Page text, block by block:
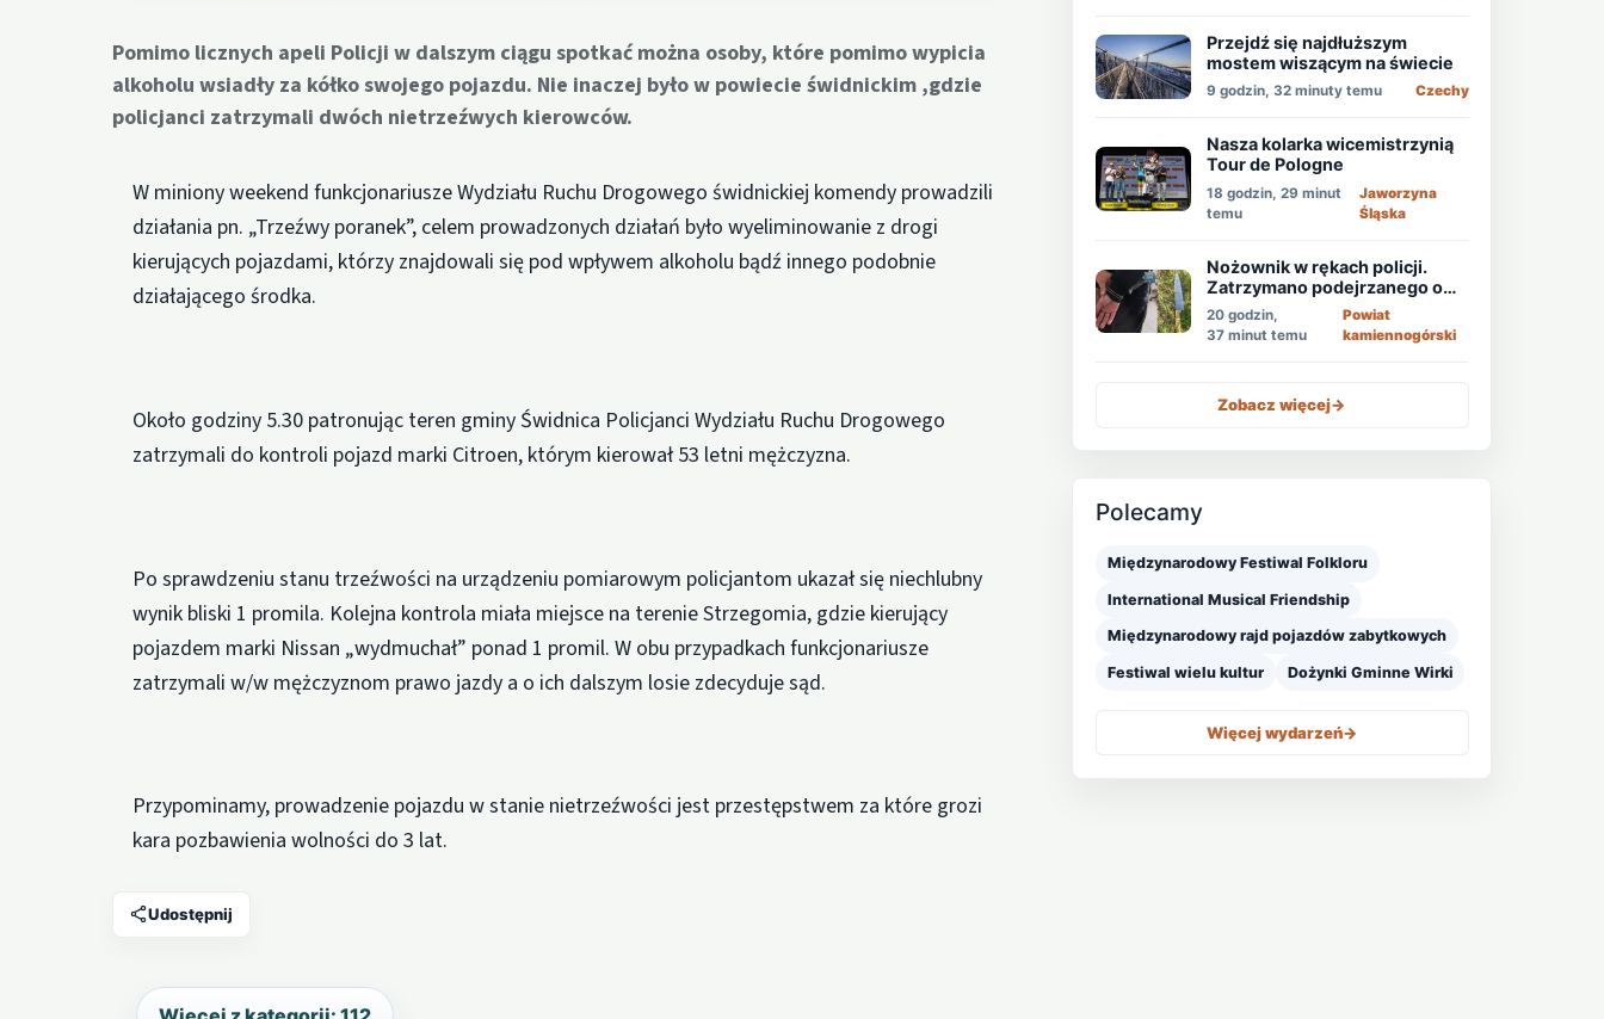
Pomimo licznych apeli Policji w dalszym ciągu spotkać można osoby, które pomimo wypicia
alkoholu wsiadły za kółko swojego pojazdu. Nie inaczej było w powiecie świdnickim ,gdzie
policjanci zatrzymali dwóch nietrzeźwych kierowców.
W miniony weekend funkcjonariusze Wydziału Ruchu Drogowego świdnickiej komendy prowadzili
działania pn. „Trzeźwy poranek”, celem prowadzonych działań było wyeliminowanie z drogi
kierujących pojazdami, którzy znajdowali się pod wpływem alkoholu bądź innego podobnie
działającego środka.
Około godziny 5.30 patronując teren gminy Świdnica Policjanci Wydziału Ruchu Drogowego
zatrzymali do kontroli pojazd marki Citroen, którym kierował 53 letni mężczyzna.
Po sprawdzeniu stanu trzeźwości na urządzeniu pomiarowym policjantom ukazał się niechlubny
wynik bliski 1 promila. Kolejna kontrola miała miejsce na terenie Strzegomia, gdzie kierujący
pojazdem marki Nissan „wydmuchał” ponad 1 promil. W obu przypadkach funkcjonariusze
zatrzymali w/w mężczyznom prawo jazdy a o ich dalszym losie zdecyduje sąd.
Przypominamy, prowadzenie pojazdu w stanie nietrzeźwości jest przestępstwem za które grozi
kara pozbawienia wolności do 3 lat.
Udostępnij
Przejdź się najdłuższym
mostem wiszącym na świecie
9 godzin, 32 minuty temu Czechy
Nasza kolarka wicemistrzynią
Tour de Pologne
18 godzin, 29 minut
temu
Jaworzyna
Śląska
Nożownik w rękach policji.
Zatrzymano podejrzanego o
usiłowanie zabójstwa!
20 godzin,
37 minut temu
Powiat
kamiennogórski
Zobacz więcej->
Polecamy
Międzynarodowy Festiwal Folkloru
International Musical Friendship
Międzynarodowy rajd pojazdów zabytkowych
Festiwal wielu kultur Dożynki Gminne Wirki
Więcej wydarzeń->